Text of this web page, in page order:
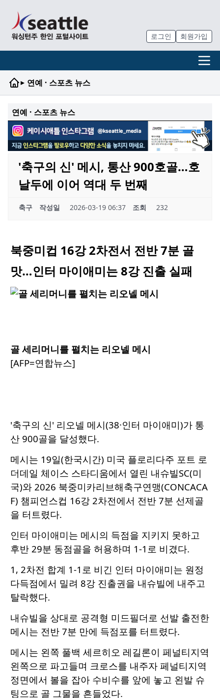
로그인 회원가입
▸ 연예 · 스포츠 뉴스
연예 · 스포츠 뉴스
'축구의 신' 메시, 통산 900호골…호
날두에 이어 역대 두 번째
축구 작성일 2026-03-19 06:37 조회 232
북중미컵 16강 2차전서 전반 7분 골
맛…인터 마이애미는 8강 진출 실패
골 세리머니를 펼치는 리오넬 메시
[AFP=연합뉴스]
'축구의 신' 리오넬 메시(38·인터 마이애미)가 통
산 900골을 달성했다.
메시는 19일(한국시간) 미국 플로리다주 포트 로
더데일 체이스 스타디움에서 열린 내슈빌SC(미
국)와 2026 북중미카리브해축구연맹(CONCACA
F) 챔피언스컵 16강 2차전에서 전반 7분 선제골
을 터트렸다.
인터 마이애미는 메시의 득점을 지키지 못하고
후반 29분 동점골을 허용하며 1-1로 비겼다.
1, 2차전 합계 1-1로 비긴 인터 마이애미는 원정
다득점에서 밀려 8강 진출권을 내슈빌에 내주고
탈락했다.
내슈빌을 상대로 공격형 미드필더로 선발 출전한
메시는 전반 7분 만에 득점포를 터트렸다.
메시는 왼쪽 풀백 세르히오 레길론이 페널티지역
왼쪽으로 파고들며 크로스를 내주자 페널티지역
정면에서 볼을 잡아 수비수를 앞에 놓고 왼발 슈
팅으로 골 그물을 흔들었다.